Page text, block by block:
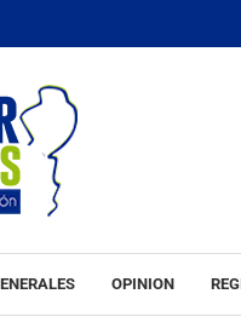
OPINION